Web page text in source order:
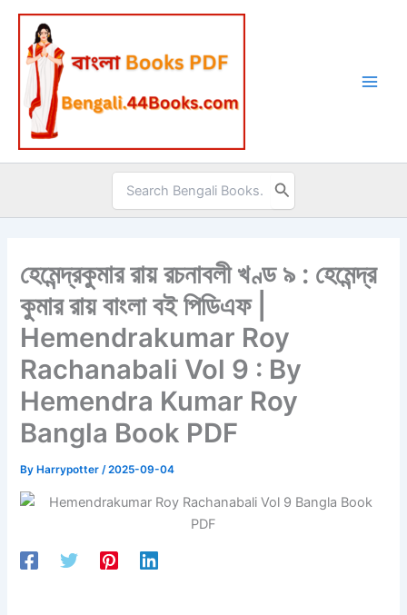
Skip
content
Search
for:
হেমেন্দ্রকুমার রায় রচনাবলী খণ্ড ৯ : হেমেন্দ্র
কুমার রায় বাংলা বই পিডিএফ |
Hemendrakumar Roy
Rachanabali Vol 9 : By
Hemendra Kumar Roy
Bangla Book PDF
By Harrypotter/2025-09-04